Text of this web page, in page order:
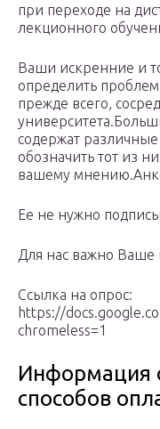
при переходе на
лекционного
Ваши искренние и
определить
прежде всего,
содержат
обозначить тот из
вашему
Ее не нужно
Для нас важно
Ссылка на опрос:
https://
chromeless=1
Информация
способов